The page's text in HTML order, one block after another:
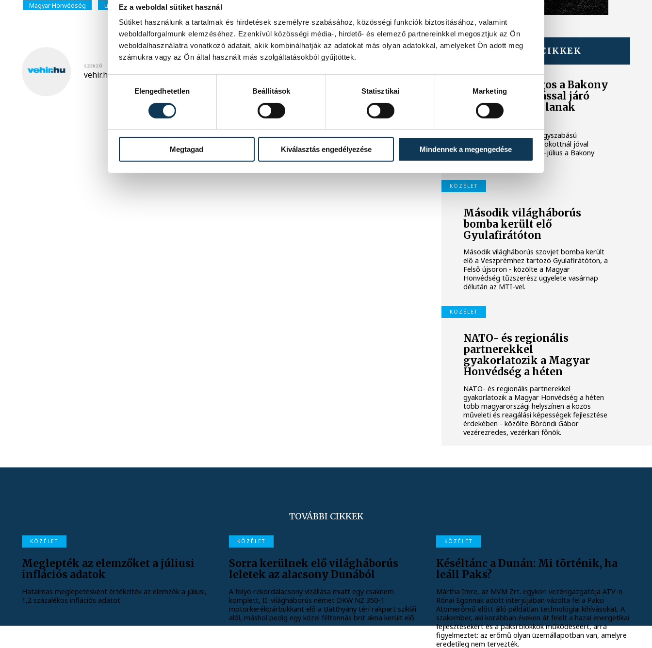
Ez a weboldal sütiket használ
Sütiket használunk a tartalmak és hirdetések személyre szabásához, közösségi funkciók biztosításához, valamint
weboldalforgalmunk elemzéséhez. Ezenkívül közösségi média-, hirdető- és elemező partnereinkkel megosztjuk az Ön
weboldalhasználatra vonatkozó adatait, akik kombinálhatják az adatokat más olyan adatokkal, amelyeket Ön adott meg
számukra vagy az Ön által használt más szolgáltatásokból gyűjtöttek.
Elengedhetetlen
Beállítások Statisztikai Marketing
Megtagad Kiválasztás engedélyezése Mindennek a megengedése
Magyar Honvédség ukrajnai háború Ukrajna Benkő Tibor
SZERZŐ
vehir.hu
TOVÁBBI CIKKEK
Harcoktól hangos a Bakony
- erős hanghatással járó
gyakorlatok zajlanak
éjszaka is
A Magyar Honvédség nagyszabású
kiképzései miatt a megszokottnál jóval
hangosabb lehet a június-július a Bakony
térségében.
KÖZÉLET
Második világháborús
bomba került elő
Gyulafirátóton
Második világháborús szovjet bomba került
elő a Veszprémhez tartozó Gyulafirátóton, a
Felső újsoron - közölte a Magyar
Honvédség tűzszerész ügyelete vasárnap
délután az MTI-vel.
KÖZÉLET
NATO- és regionális
partnerekkel
gyakorlatozik a Magyar
Honvédség a héten
NATO- és regionális partnerekkel
gyakorlatozik a Magyar Honvédség a héten
több magyarországi helyszínen a közös
műveleti és reagálási képességek fejlesztése
érdekében - közölte Böröndi Gábor
vezérezredes, vezérkari főnök.
TOVÁBBI CIKKEK
KÖZÉLET
Meglepték az elemzőket a júliusi
inflációs adatok
Hatalmas meglepetésként értékelték az elemzők a júliusi,
1,2 százalékos inflációs adatot.
KÖZÉLET
Sorra kerülnek elő világháborús
leletek az alacsony Dunából
A folyó rekordalacsony vízállása miatt egy csaknem
komplett, II. világháborús német DKW NZ 350-1
motorkerékpárbukkant elő a Batthyány téri rakpart sziklái
alól, máshol pedig egy közel féltonnás brit akna került elő.
KÖZÉLET
Késéltánc a Dunán: Mi történik, ha
leáll Paks?
Mártha Imre, az MVM Zrt. egykori vezérigazgatója ATV-n
Rónai Egonnak adott interjújában vázolta fel a Paksi
Atomerőmű előtt álló példátlan technológiai kihívásokat. A
szakember, aki korábban éveken át felelt a hazai energetikai
fejlesztésekért és a paksi blokkok működéséért, arra
figyelmeztet: az erőmű olyan üzemállapotban van, amelyre
eredetileg nem tervezték.